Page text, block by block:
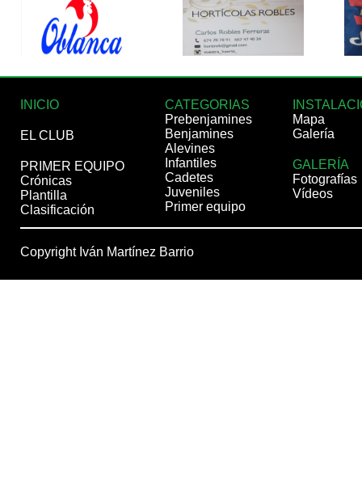
INICIO
EL CLUB
PRIMER EQUIPO
Crónicas
Plantilla
Clasificación
CATEGORIAS
Prebenjamines
Benjamines
Alevines
Infantiles
Cadetes
Juveniles
Primer equipo
Mapa
Galería
GALERÍA
Fotografías
Vídeos
Copyright Iván Martínez Barrio